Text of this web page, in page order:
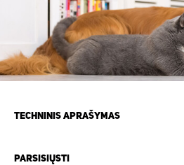
TECHNINIS APRAŠYMAS
PARSISIŲSTI